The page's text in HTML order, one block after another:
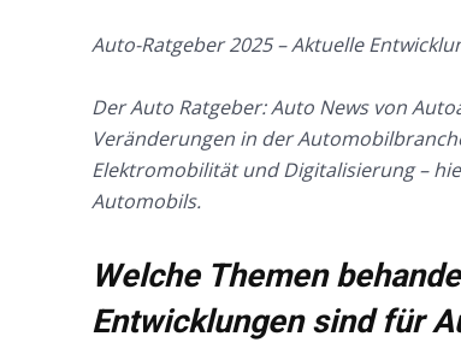
Auto-Ratgeber 2025 – Aktuelle
Der Auto Ratgeber: Auto News von
Veränderungen in der
Elektromobilität und Digitalisierung –
Automobils.
Welche Themen
Entwicklungen sind für